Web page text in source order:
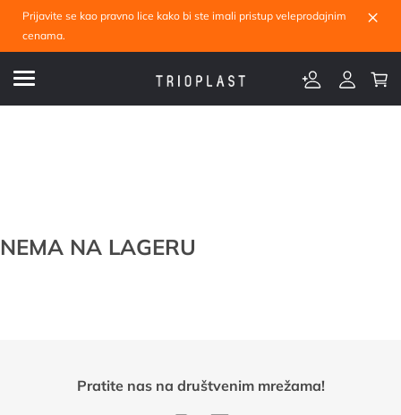
Prijavite se kao pravno lice kako bi ste imali pristup veleprodajnim
cenama.
×
NEMA NA LAGERU
Pratite nas na društvenim mrežama!